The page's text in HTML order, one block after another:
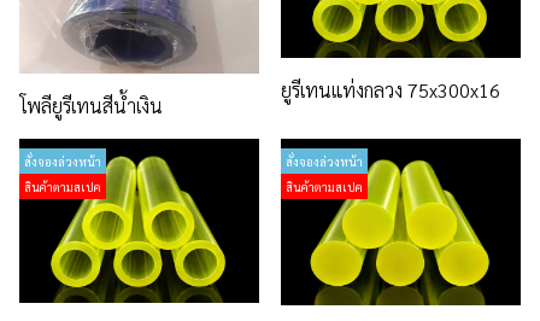
โพลียูรีเทนสีน้ำเงิน
ยูรีเทนแท่งกลวง 75x300x16
สั่งจองล่วงหน้า
สินค้าตามสเปค
สั่งจองล่วงหน้า
สินค้าตามสเปค